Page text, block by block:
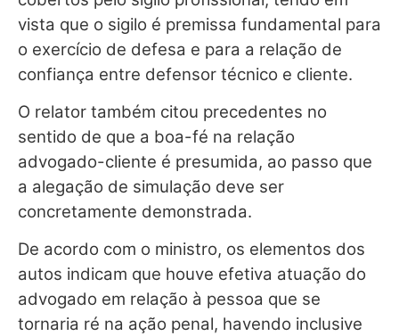
vista que o sigilo é premissa fundamental para
o exercício de defesa e para a relação de
confiança entre defensor técnico e cliente.
O relator também citou precedentes no
sentido de que a boa-fé na relação
advogado-cliente é presumida, ao passo que
a alegação de simulação deve ser
concretamente demonstrada.
De acordo com o ministro, os elementos dos
autos indicam que houve efetiva atuação do
advogado em relação à pessoa que se
tornaria ré na ação penal, havendo inclusive